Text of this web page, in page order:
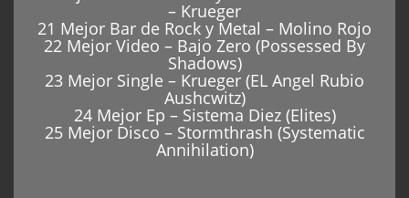
– Krueger
21 Mejor Bar de Rock y Metal – Molino Rojo
22 Mejor Video – Bajo Zero (Possessed By
Shadows)
23 Mejor Single – Krueger (EL Angel Rubio
Aushcwitz)
24 Mejor Ep – Sistema Diez (Elites)
25 Mejor Disco – Stormthrash (Systematic
Annihilation)